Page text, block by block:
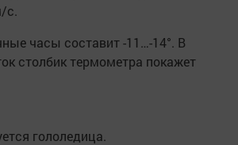
с.
часы составит -11…-14°. В
столбик термометра покажет
гололедица.